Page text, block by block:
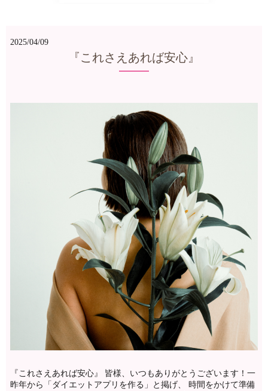
2025/04/09
『これさえあれば安心』
『これさえあれば安心』 皆様、いつもありがとうございます！一
昨年から「ダイエットアプリを作る」と掲げ、 時間をかけて準備